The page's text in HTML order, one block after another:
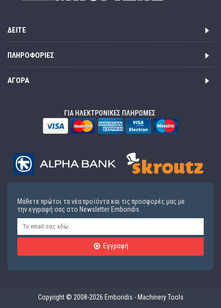
ΔΕΊΤΕ
ΠΛΗΡΟΦΟΡΊΕΣ
ΑΓΟΡΆ
ΓΙΑ ΗΛΕΚΤΡΟΝΙΚΕΣ ΠΛΗΡΩΜΕΣ
Μάθετε πρώτοι τα νέα προϊόντα και τις προσφορές μας με
την εγγραφή σας στο Newsletter Emboridis
Εγγραφή
Copyright © 2008-2026 Emboridis - Machinery Tools